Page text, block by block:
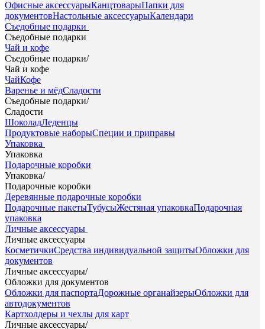
Офисные аксессуарыКанцтоварыПапки для
документовНастольные аксессуарыКалендари
Съедобные подарки
Съедобные подарки
Чай и кофе
Съедобные подарки/
Чай и кофе
ЧайКофе
Варенье и мёдСладости
Съедобные подарки/
Сладости
ШоколадЛеденцы
Продуктовые наборыСпеции и приправы
Упаковка
Упаковка
Подарочные коробки
Упаковка/
Подарочные коробки
Деревянные подарочные коробки
Подарочные пакетыТубусыЖестяная упаковкаПодарочная
упаковка
Личные аксессуары
Личные аксессуары
КосметичкиСредства индивидуальной защитыОбложки для
документов
Личные аксессуары/
Обложки для документов
Обложки для паспортаДорожные органайзерыОбложки для
автодокументов
Картхолдеры и чехлы для карт
Личные аксессуары/